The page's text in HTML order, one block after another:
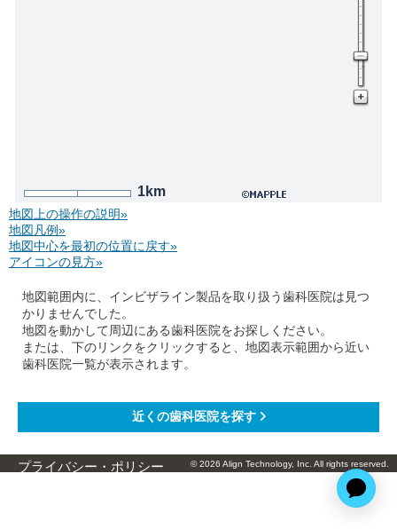
1km
地図上の操作の説明»
地図凡例»
地図中心を最初の位置に戻す»
アイコンの見方»
地図範囲内に、インビザライン製品を取り扱う歯科医院は見つ
かりませんでした。
地図を動かして周辺にある歯科医院をお探しください。
または、下のリンクをクリックすると、地図表示範囲から近い
歯科医院一覧が表示されます。
プライバシー・ポリシー © 2026 Align Technology, Inc. All rights reserved.